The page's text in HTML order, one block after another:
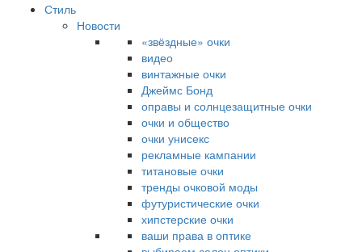
Стиль
Новости
«звёздные» очки
видео
винтажные очки
Джеймс Бонд
оправы и солнцезащитные очки
очки и общество
очки унисекс
рекламные кампании
титановые очки
тренды очковой моды
футуристические очки
хипстерские очки
ваши права в оптике